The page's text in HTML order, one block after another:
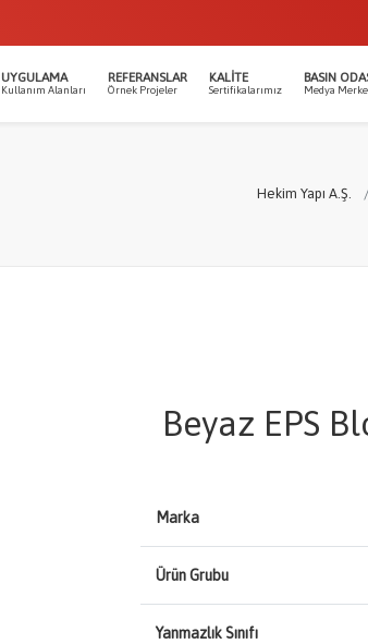
UYGULAMA
Kullanım Alanları
REFERANSLAR
Örnek Projeler
KALITE
Sertifikalarımız
BASIN
Medya
Hekim Yapı A.Ş.
Beyaz EPS
Marka
Ürün Grubu
Yanmazlık Sınıfı